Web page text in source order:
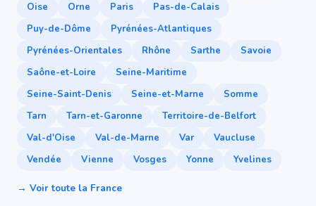
Oise
Orne Paris
Pas-de-Calais
Puy-de-Dôme
Pyrénées-Atlantiques
Pyrénées-Orientales
Rhône Sarthe
Savoie
Saône-et-Loire
Seine-Maritime
Seine-Saint-Denis
Seine-et-Marne
Somme
Tarn
Tarn-et-Garonne
Territoire-de-Belfort
Val-d'Oise
Val-de-Marne Var
Vaucluse
Vendée
Vienne Vosges Yonne Yvelines
→ Voir toute la France